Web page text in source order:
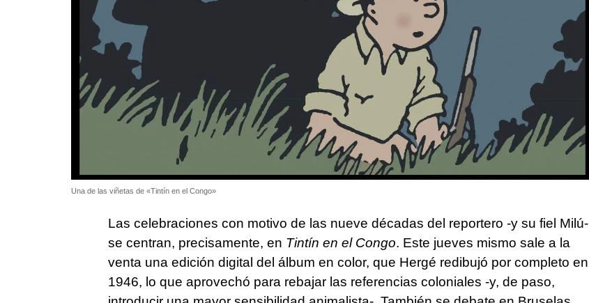
Una de las viñetas de «Tintín en el Congo»
Las celebraciones con motivo de las nueve décadas del reportero -y su fiel Milú-
se centran, precisamente, en Tintín en el Congo. Este jueves mismo sale a la
venta una edición digital del álbum en color, que Hergé redibujó por completo en
1946, lo que aprovechó para rebajar las referencias coloniales -y, de paso,